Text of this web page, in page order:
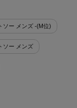
ソー メンズ -(M位)
ソー メンズ